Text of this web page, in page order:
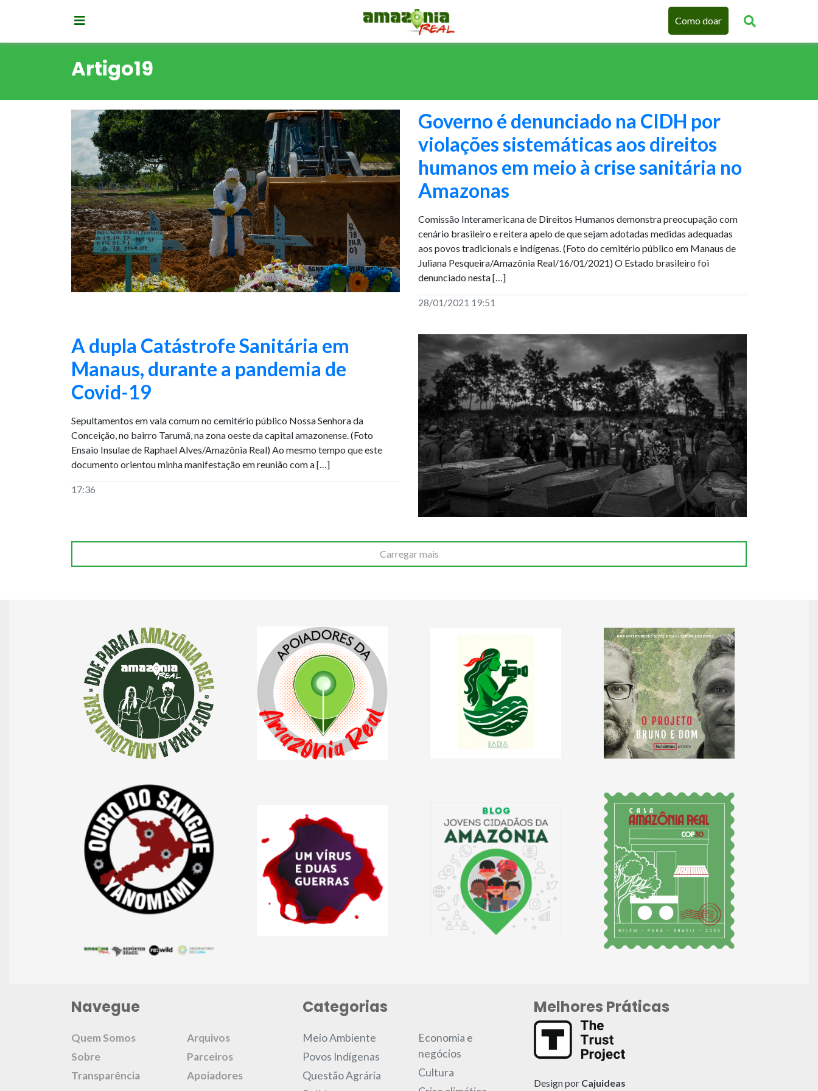
Como doar
Artigo19
Governo é denunciado na CIDH por
violações sistemáticas aos direitos
humanos em meio à crise sanitária no
Amazonas
Comissão Interamericana de Direitos Humanos demonstra preocupação com
cenário brasileiro e reitera apelo de que sejam adotadas medidas adequadas
aos povos tradicionais e indígenas. (Foto do cemitério público em Manaus de
Juliana Pesqueira/Amazônia Real/16/01/2021) O Estado brasileiro foi
denunciado nesta […]
28/01/2021 19:51
A dupla Catástrofe Sanitária em
Manaus, durante a pandemia de
Covid-19
Sepultamentos em vala comum no cemitério público Nossa Senhora da
Conceição, no bairro Tarumã, na zona oeste da capital amazonense. (Foto
Ensaio Insulae de Raphael Alves/Amazônia Real) Ao mesmo tempo que este
documento orientou minha manifestação em reunião com a […]
17:36
Carregar mais
Navegue
Quem Somos
Sobre
Transparência
Arquivos
Parceiros
Apoiadores
Categorias
Meio Ambiente
Povos Indígenas
Questão Agrária
Economia e
negócios
Cultura
Melhores Práticas
Design por Cajuideas